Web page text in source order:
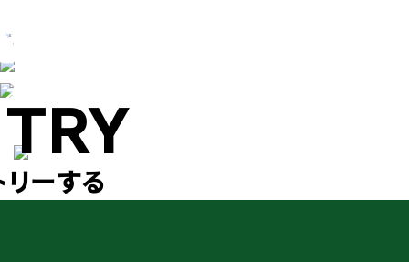
制度
れ
る
リーする